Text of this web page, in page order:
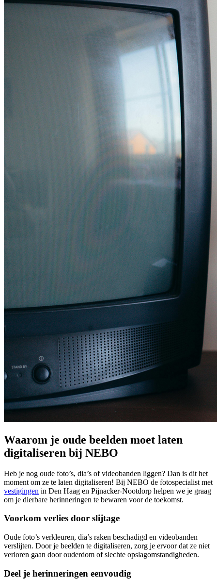
Waarom je oude beelden moet laten
digitaliseren bij NEBO
Heb je nog oude foto’s, dia’s of videobanden liggen? Dan is dit het
moment om ze te laten digitaliseren! Bij NEBO de fotospecialist met
vestigingen in Den Haag en Pijnacker-Nootdorp helpen we je graag
om je dierbare herinneringen te bewaren voor de toekomst.
Voorkom verlies door slijtage
Oude foto’s verkleuren, dia’s raken beschadigd en videobanden
verslijten. Door je beelden te digitaliseren, zorg je ervoor dat ze niet
verloren gaan door ouderdom of slechte opslagomstandigheden.
Deel je herinneringen eenvoudig